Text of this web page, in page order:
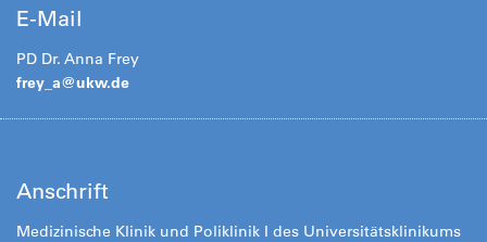
E-Mail
PD Dr. Anna Frey
frey_a@ukw.de
Anschrift
Medizinische Klinik und Poliklinik I des Universitätsklinikums